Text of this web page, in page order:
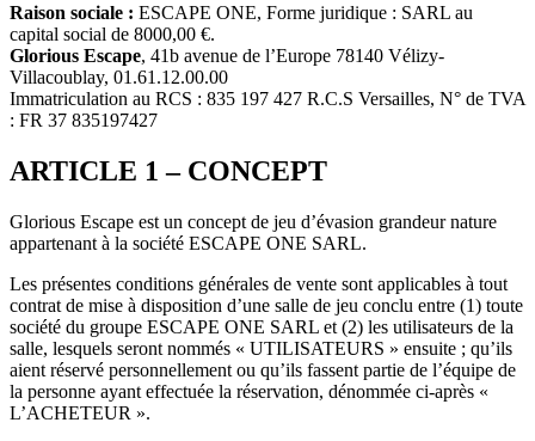
Raison sociale : ESCAPE ONE, Forme juridique : SARL au
capital social de 8000,00 €.
Glorious Escape, 41b avenue de l’Europe 78140 Vélizy-
Villacoublay, 01.61.12.00.00
Immatriculation au RCS : 835 197 427 R.C.S Versailles, N° de TVA
: FR 37 835197427
ARTICLE 1 – CONCEPT
Glorious Escape est un concept de jeu d’évasion grandeur nature
appartenant à la société ESCAPE ONE SARL.
Les présentes conditions générales de vente sont applicables à tout
contrat de mise à disposition d’une salle de jeu conclu entre (1) toute
société du groupe ESCAPE ONE SARL et (2) les utilisateurs de la
salle, lesquels seront nommés « UTILISATEURS » ensuite ; qu’ils
aient réservé personnellement ou qu’ils fassent partie de l’équipe de
la personne ayant effectuée la réservation, dénommée ci-après «
L’ACHETEUR ».